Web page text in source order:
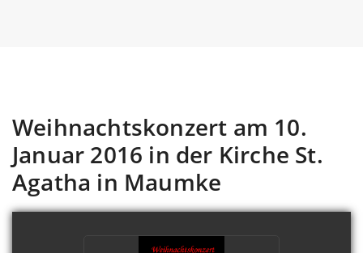
Weihnachtskonzert am 10.
Januar 2016 in der Kirche St.
Agatha in Maumke